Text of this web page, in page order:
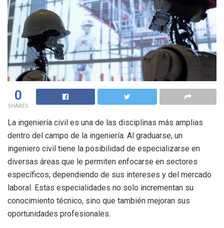
0
SHARES
La ingeniería civil es una de las disciplinas más amplias
dentro del campo de la ingeniería. Al graduarse, un
ingeniero civil tiene la posibilidad de especializarse en
diversas áreas que le permiten enfocarse en sectores
específicos, dependiendo de sus intereses y del mercado
laboral. Estas especialidades no solo incrementan su
conocimiento técnico, sino que también mejoran sus
oportunidades profesionales.